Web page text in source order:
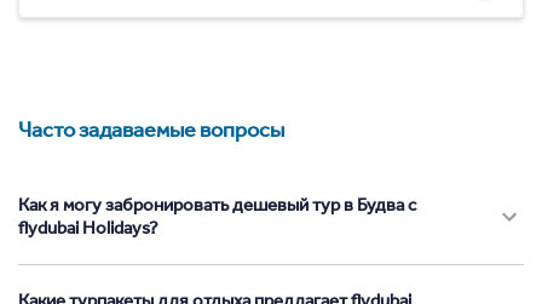
Часто задаваемые вопросы
Как я могу забронировать дешевый тур в Будва с
flydubai Holidays?